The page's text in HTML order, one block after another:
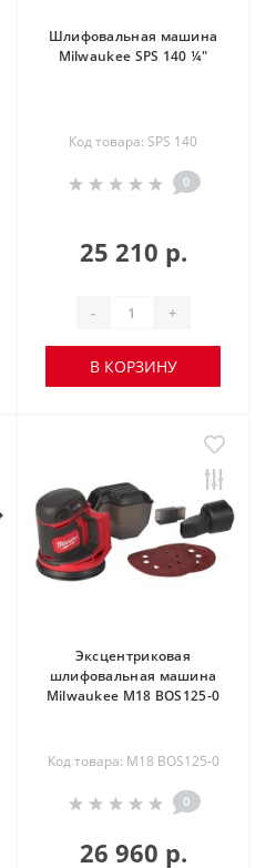
Шлифовальная машина
Milwaukee SPS 140 ¼″
Код товара: SPS 140
0
25 210 р.
- +
В КОРЗИНУ
Эксцентриковая
шлифовальная машина
Milwaukee M18 BOS125-0
Код товара: M18 BOS125-0
0
26 960 р.